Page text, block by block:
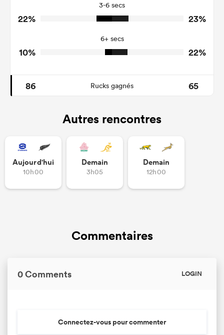
3
3
Tackle Offload Allowed
3-6 secs
22% 23%
6+ secs
10% 22%
86 Rucks gagnés 65
Autres rencontres
Aujourd'hui
10h00
Demain
3h05
Demain
12h00
Commentaires
0 Comments LOGIN
Connectez-vous pour commenter